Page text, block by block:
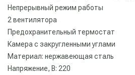
Непрерывный режим работы
2 вентилятора
Предохранительный термостат
Камера с закругленными углами
Материал: нержавеющая сталь
Напряжение, В: 220